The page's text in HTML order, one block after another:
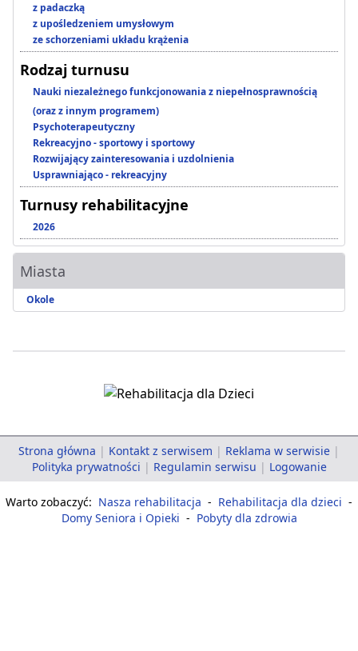
z padaczką
z upośledzeniem umysłowym
ze schorzeniami układu krążenia
Rodzaj turnusu
Nauki niezależnego funkcjonowania z niepełnosprawnością
(oraz z innym programem)
Psychoterapeutyczny
Rekreacyjno - sportowy i sportowy
Rozwijający zainteresowania i uzdolnienia
Usprawniająco - rekreacyjny
Turnusy rehabilitacyjne
2026
Miasta
Okole
Strona główna | Kontakt z serwisem | Reklama w serwisie |
Polityka prywatności | Regulamin serwisu | Logowanie
Warto zobaczyć: Nasza rehabilitacja - Rehabilitacja dla dzieci -
Domy Seniora i Opieki - Pobyty dla zdrowia